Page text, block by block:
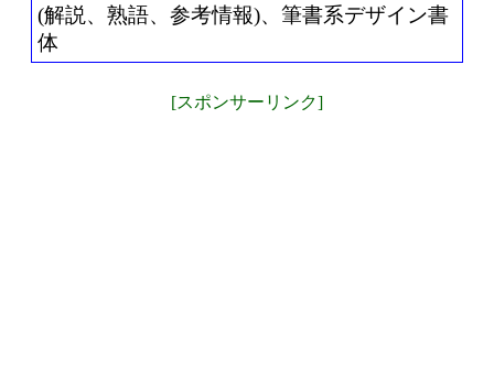
(解説、熟語、参考情報)、筆書系デザイン書
体
[スポンサーリンク]